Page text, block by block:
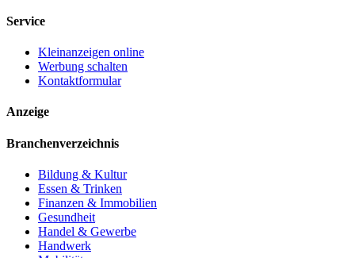
Service
Kleinanzeigen online
Werbung schalten
Kontaktformular
Anzeige
Branchenverzeichnis
Bildung & Kultur
Essen & Trinken
Finanzen & Immobilien
Gesundheit
Handel & Gewerbe
Handwerk